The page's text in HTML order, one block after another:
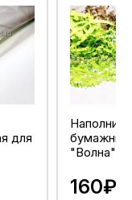
для
бумажный
"Волна"
160₽